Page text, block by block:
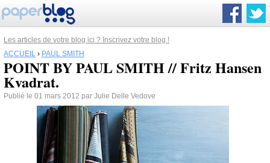
Les articles de votre blog ici ? Inscrivez votre blog !
ACCUEIL › PAUL SMITH
POINT BY PAUL SMITH // Fritz Hansen
Kvadrat.
Publié le 01 mars 2012 par Julie Delle Vedove